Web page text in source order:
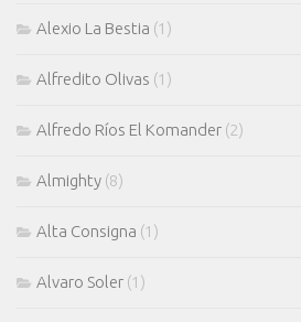
Alexio La Bestia (1)
Alfredito Olivas (1)
Alfredo Ríos El Komander (2)
Almighty (8)
Alta Consigna (1)
Alvaro Soler (1)